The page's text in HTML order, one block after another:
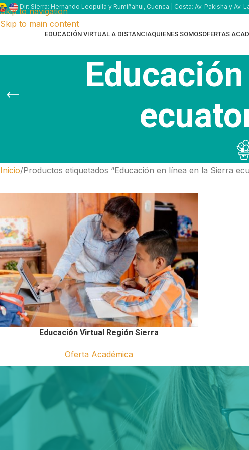
Skip to navigation
Skip to main content
Dir: Sierra: Hernando Leopulla y Rumiñahui, Cuenca | Costa: Av. Pakisha y Av.
EDUCACIÓN VIRTUAL A DISTANCIAQUIENES SOMOSOFERTAS
Inicio Productos etiquetados “Educación en línea en la Sierra
Educación Virtual Región Sierra
Oferta Académica